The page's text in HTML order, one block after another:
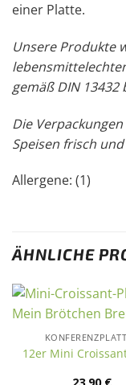
einer Platte.
Unsere Produkte
gemäß DIN
Die
Speisen frisch
Allergene: (1)
ÄHNLICHE
12er Mini